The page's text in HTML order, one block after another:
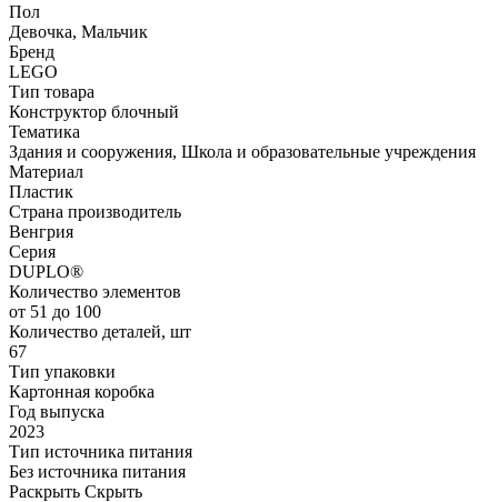
Пол
Девочка, Мальчик
Бренд
LEGO
Тип товара
Конструктор блочный
Тематика
Здания и сооружения, Школа и образовательные учреждения
Материал
Пластик
Страна производитель
Венгрия
Серия
DUPLO®
Количество элементов
от 51 до 100
Количество деталей, шт
67
Тип упаковки
Картонная коробка
Год выпуска
2023
Тип источника питания
Без источника питания
Раскрыть Скрыть